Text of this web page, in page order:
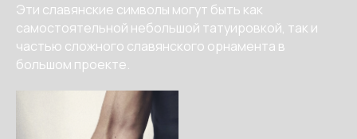
Эти славянские символы могут быть как
самостоятельной небольшой татуировкой, так и
частью сложного славянского орнамента в
большом проекте.